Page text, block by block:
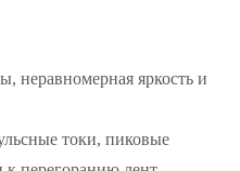
неравномерная яркость и
токи, пиковые